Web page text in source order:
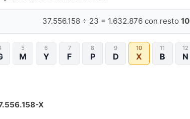
37.556.158 ÷ 23 = 1.632.876 con resto 10
5
M
6
Y
7
F
8
P
9
D
10
X
11
B
12
N
X